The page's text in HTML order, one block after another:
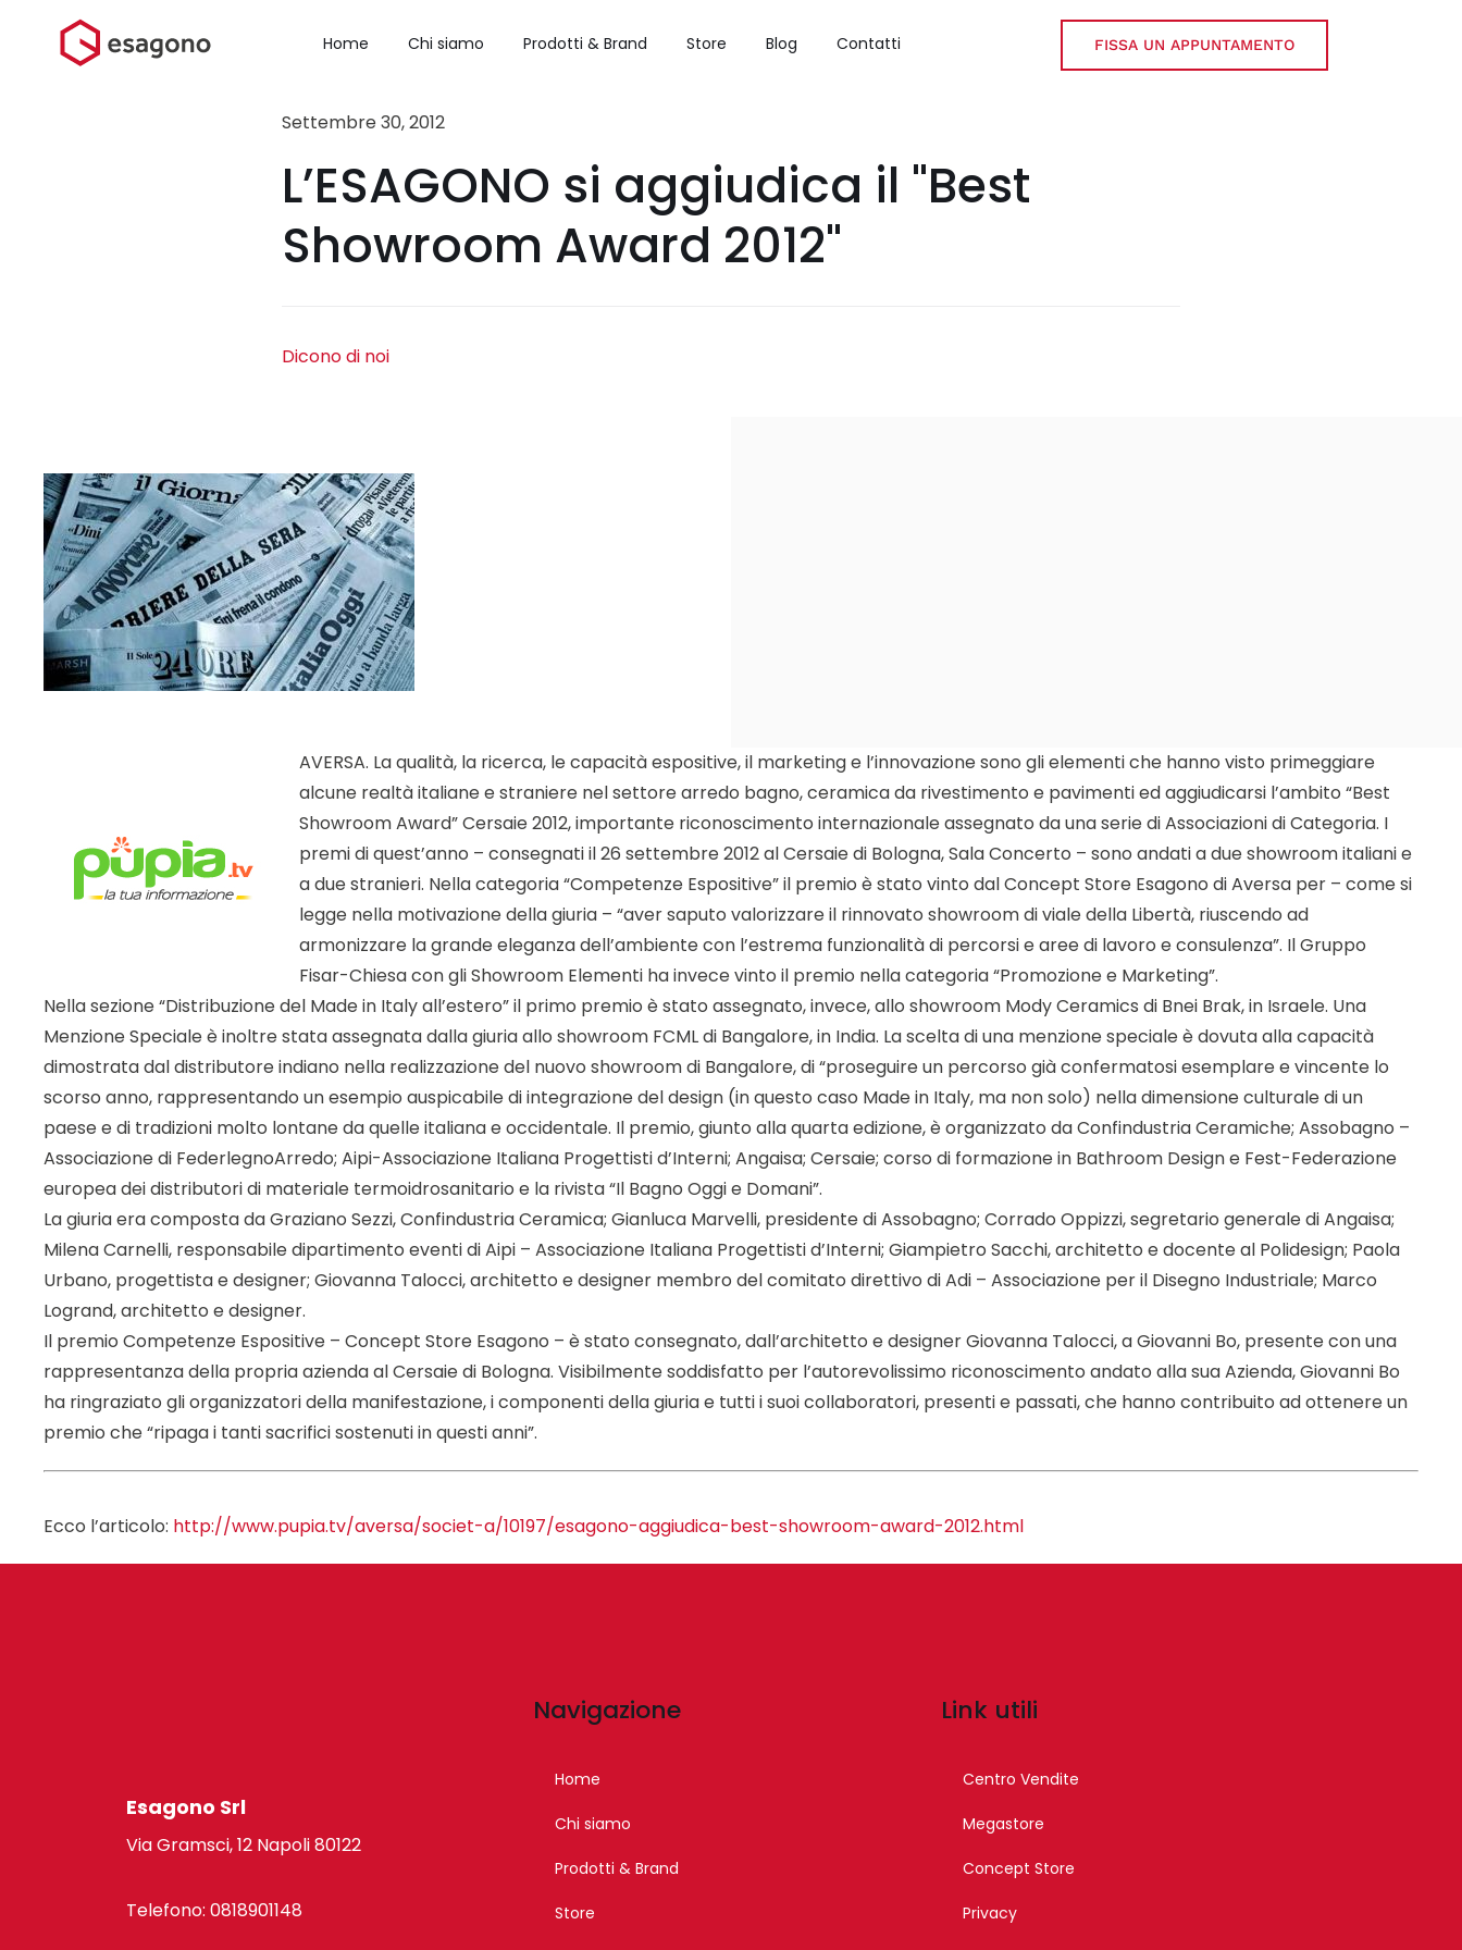
contenuto
Home Chi siamo Prodotti & Brand Store Blog Contatti FISSA UN APPUNTAMENTO
Settembre 30, 2012
L’ESAGONO si aggiudica il "Best
Showroom Award 2012"
Dicono di noi
AVERSA. La qualità, la ricerca, le capacità espositive, il marketing e l’innovazione sono gli elementi che hanno visto primeggiare
alcune realtà italiane e straniere nel settore arredo bagno, ceramica da rivestimento e pavimenti ed aggiudicarsi l’ambito “Best
Showroom Award” Cersaie 2012, importante riconoscimento internazionale assegnato da una serie di Associazioni di Categoria. I
premi di quest’anno – consegnati il 26 settembre 2012 al Cersaie di Bologna, Sala Concerto – sono andati a due showroom italiani e
a due stranieri. Nella categoria “Competenze Espositive” il premio è stato vinto dal Concept Store Esagono di Aversa per – come si
legge nella motivazione della giuria – “aver saputo valorizzare il rinnovato showroom di viale della Libertà, riuscendo ad
armonizzare la grande eleganza dell’ambiente con l’estrema funzionalità di percorsi e aree di lavoro e consulenza”. Il Gruppo
Fisar-Chiesa con gli Showroom Elementi ha invece vinto il premio nella categoria “Promozione e Marketing”.
Nella sezione “Distribuzione del Made in Italy all’estero” il primo premio è stato assegnato, invece, allo showroom Mody Ceramics di Bnei Brak, in Israele. Una
Menzione Speciale è inoltre stata assegnata dalla giuria allo showroom FCML di Bangalore, in India. La scelta di una menzione speciale è dovuta alla capacità
dimostrata dal distributore indiano nella realizzazione del nuovo showroom di Bangalore, di “proseguire un percorso già confermatosi esemplare e vincente lo
scorso anno, rappresentando un esempio auspicabile di integrazione del design (in questo caso Made in Italy, ma non solo) nella dimensione culturale di un
paese e di tradizioni molto lontane da quelle italiana e occidentale. Il premio, giunto alla quarta edizione, è organizzato da Confindustria Ceramiche; Assobagno –
Associazione di FederlegnoArredo; Aipi-Associazione Italiana Progettisti d’Interni; Angaisa; Cersaie; corso di formazione in Bathroom Design e Fest-Federazione
europea dei distributori di materiale termoidrosanitario e la rivista “Il Bagno Oggi e Domani”.
La giuria era composta da Graziano Sezzi, Confindustria Ceramica; Gianluca Marvelli, presidente di Assobagno; Corrado Oppizzi, segretario generale di Angaisa;
Milena Carnelli, responsabile dipartimento eventi di Aipi – Associazione Italiana Progettisti d’Interni; Giampietro Sacchi, architetto e docente al Polidesign; Paola
Urbano, progettista e designer; Giovanna Talocci, architetto e designer membro del comitato direttivo di Adi – Associazione per il Disegno Industriale; Marco
Logrand, architetto e designer.
Il premio Competenze Espositive – Concept Store Esagono – è stato consegnato, dall’architetto e designer Giovanna Talocci, a Giovanni Bo, presente con una
rappresentanza della propria azienda al Cersaie di Bologna. Visibilmente soddisfatto per l’autorevolissimo riconoscimento andato alla sua Azienda, Giovanni Bo
ha ringraziato gli organizzatori della manifestazione, i componenti della giuria e tutti i suoi collaboratori, presenti e passati, che hanno contribuito ad ottenere un
premio che “ripaga i tanti sacrifici sostenuti in questi anni”.
Ecco l’articolo: http://www.pupia.tv/aversa/societ-a/10197/esagono-aggiudica-best-showroom-award-2012.html
Esagono Srl
Via Gramsci, 12 Napoli 80122
Telefono: 0818901148
Navigazione
Home
Chi siamo
Prodotti & Brand
Store
Link utili
Centro Vendite
Megastore
Concept Store
Privacy